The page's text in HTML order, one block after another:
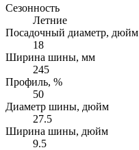
Сезонность
Летние
Посадочный диаметр, дюйм
18
Ширина шины, мм
245
Профиль, %
50
Диаметр шины, дюйм
27.5
Ширина шины, дюйм
9.5